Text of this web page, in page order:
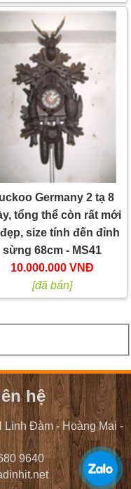
Germany 2 tạ 8
tổng thể còn rất mới
size tính đến đỉnh
sừng 68cm - MS41
10.000.000 VNĐ
[đã bán]
hệ
Linh Đàm - Hoàng Mai -
9640